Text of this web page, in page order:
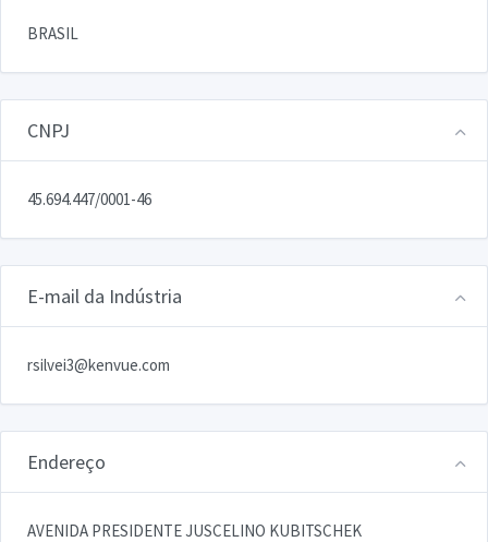
BRASIL
CNPJ
45.694.447/0001-46
E-mail da Indústria
rsilvei3@kenvue.com
Endereço
AVENIDA PRESIDENTE JUSCELINO KUBITSCHEK